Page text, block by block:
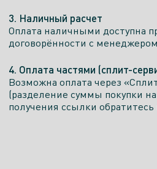
3. Наличный расчет
Оплата наличными доступна
договорённости с
4. Оплата частями (сплит-
Возможна оплата через
(разделение суммы покупки
получения ссылки